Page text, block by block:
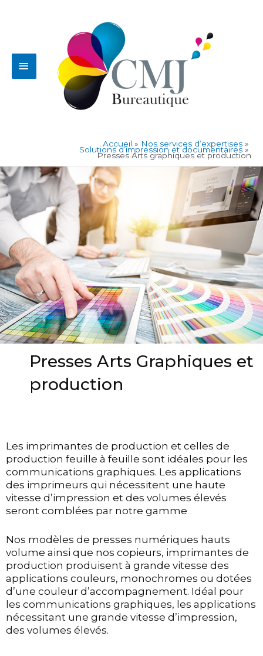
Accueil Nos services d’expertises
Solutions d’impression et documentaires
Presses Arts graphiques et production
Presses Arts Graphiques et
production
Les imprimantes de production et celles de
production feuille à feuille sont idéales pour les
communications graphiques. Les applications
des imprimeurs qui nécessitent une haute
vitesse d’impression et des volumes élevés
seront comblées par notre gamme
Nos modèles de presses numériques hauts
volume ainsi que nos copieurs, imprimantes de
production produisent à grande vitesse des
applications couleurs, monochromes ou dotées
d’une couleur d’accompagnement. Idéal pour
les communications graphiques, les applications
nécessitant une grande vitesse d’impression,
des volumes élevés.